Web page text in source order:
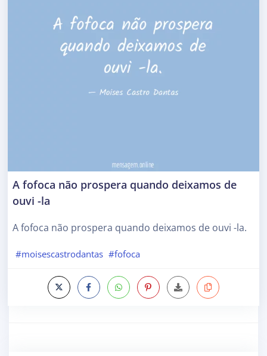
A fofoca não prospera quando deixamos de
ouvi -la
A fofoca não prospera quando deixamos de ouvi -la.
#moisescastrodantas #fofoca